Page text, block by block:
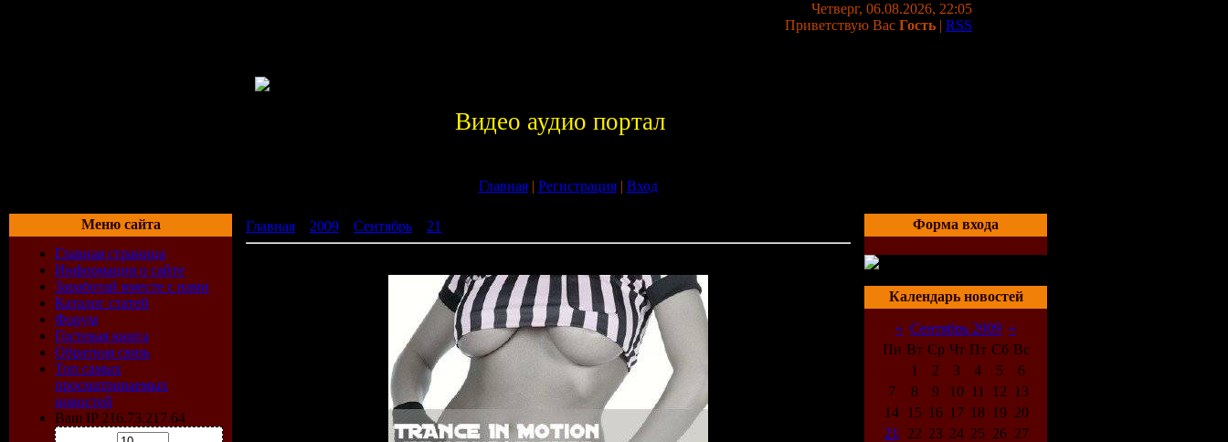
Четверг, 06.08.2026, 22:05
Приветствую Вас Гость | RSS
Видео аудио портал
Главная| Регистрация| Вход
Меню сайта
Главная страница
Информация о сайте
Заработай вместе с нами
Каталог статей
Форум
Гостевая книга
Обратная связь
Топ самых
просматриваемых
новостей
Ваш IP 216.73.217.64
Главная 2009 Сентябрь 21 Форма входа
Календарь новостей
« Сентябрь 2009 »
Пн Вт Ср Чт Пт Сб Вс
1
2 3 4 5
6
7
8 9 10 11 12
13
14
15 16 17 18 19 20
21
22 23 24 25 26 27